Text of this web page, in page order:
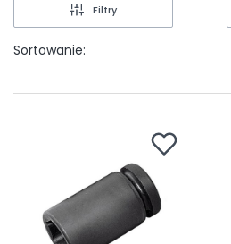
Filtry
Sortowanie: